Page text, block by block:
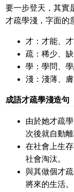
要一步登天，其實
才疏學淺，字面的
才：才能、
疏：稀少、
學：學問、
淺：淺薄、
成語才疏學淺造句
由於她才疏
次後就自動離
在社會上生
社會淘汰。
與其做個才
將來的生活。